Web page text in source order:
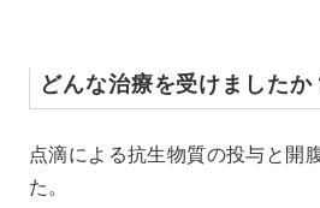
どんな治療を受けましたか
点滴による抗生物質の投与と開
た。